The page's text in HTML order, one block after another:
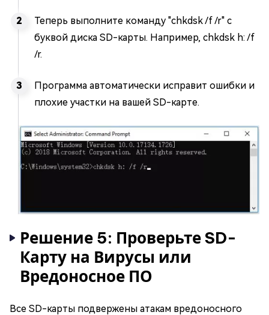
Теперь выполните команду "chkdsk /f /r" с
буквой диска SD-карты. Например, chkdsk h: /f
/r.
Программа автоматически исправит ошибки и
плохие участки на вашей SD-карте.
Решение 5: Проверьте SD-
Карту на Вирусы или
Вредоносное ПО
Все SD-карты подвержены атакам вредоносного